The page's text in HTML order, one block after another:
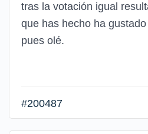
tras la votación igual
que has hecho ha
pues olé.
#200487